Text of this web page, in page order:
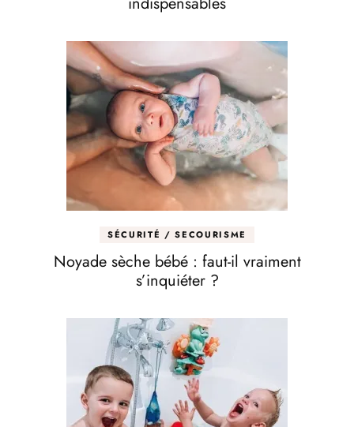
SÉCURITÉ / SECOURISME
Noyade sèche bébé : faut-il vraiment
s’inquiéter ?